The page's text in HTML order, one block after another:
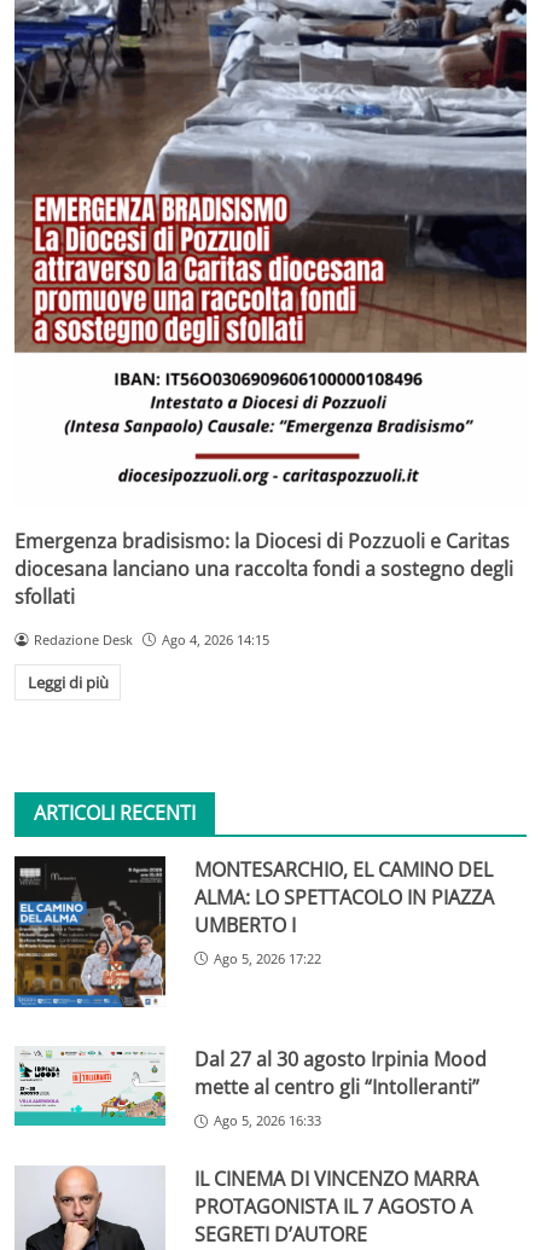
Emergenza bradisismo: la Diocesi di Pozzuoli e Caritas
diocesana lanciano una raccolta fondi a sostegno degli
sfollati
Redazione Desk Ago 4, 2026 14:15
Leggi di più
ARTICOLI RECENTI
MONTESARCHIO, EL CAMINO DEL
ALMA: LO SPETTACOLO IN PIAZZA
UMBERTO I
Ago 5, 2026 17:22
Dal 27 al 30 agosto Irpinia Mood
mette al centro gli “Intolleranti”
Ago 5, 2026 16:33
IL CINEMA DI VINCENZO MARRA
PROTAGONISTA IL 7 AGOSTO A
SEGRETI D’AUTORE